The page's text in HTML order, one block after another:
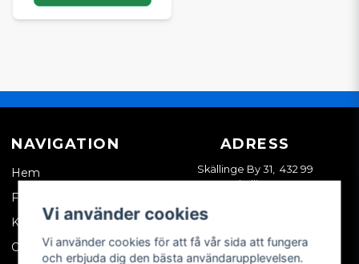
NAVIGATION
Hem
Företagskund
Kontakta oss
Om oss
ADRESS
Skällinge By 31, 432 99
Skällinge
Vi använder cookies
Vi använder cookies för att få vår sida att fungera
och erbjuda dig den bästa användarupplevelsen.